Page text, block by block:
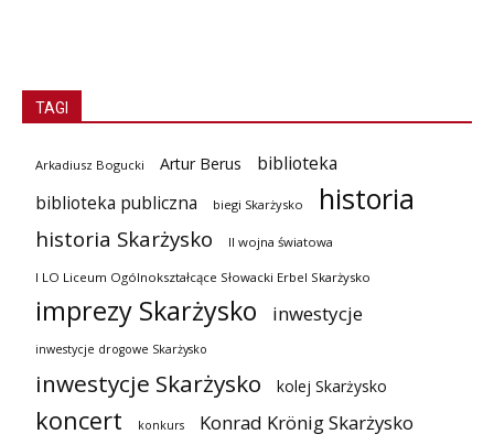
TAGI
Arkadiusz Bogucki Artur Berus
biblioteka
biblioteka publiczna
biegi Skarżysko historia
historia Skarżysko II wojna światowa
I LO Liceum Ogólnokształcące Słowacki Erbel Skarżysko
imprezy Skarżysko inwestycje
inwestycje drogowe Skarżysko
inwestycje Skarżysko kolej Skarżysko
koncert konkurs Konrad Krönig Skarżysko